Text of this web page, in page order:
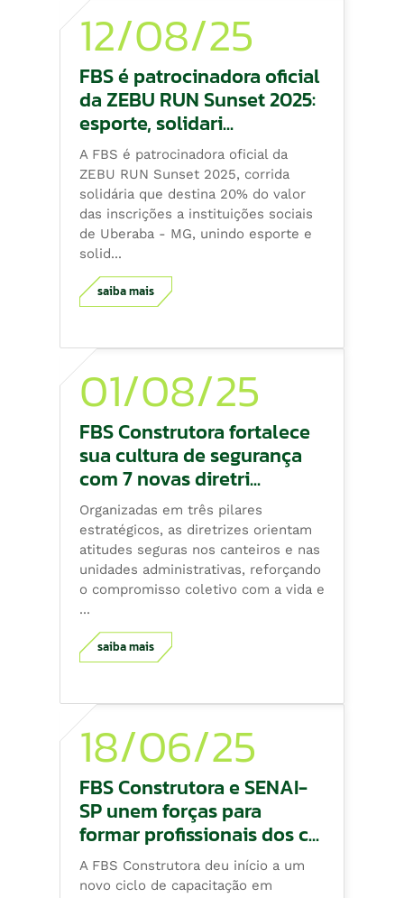
12/08/25
FBS é patrocinadora oficial
da ZEBU RUN Sunset 2025:
esporte, solidari...
A FBS é patrocinadora oficial da
ZEBU RUN Sunset 2025, corrida
solidária que destina 20% do valor
das inscrições a instituições sociais
de Uberaba - MG, unindo esporte e
solid...
saiba mais
01/08/25
FBS Construtora fortalece
sua cultura de segurança
com 7 novas diretri...
Organizadas em três pilares
estratégicos, as diretrizes orientam
atitudes seguras nos canteiros e nas
unidades administrativas, reforçando
o compromisso coletivo com a vida e
...
saiba mais
18/06/25
FBS Construtora e SENAI-
SP unem forças para
formar profissionais dos c...
A FBS Construtora deu início a um
novo ciclo de capacitação em